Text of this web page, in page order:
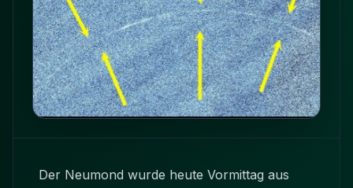
Der Neumond wurde heute Vormittag aus